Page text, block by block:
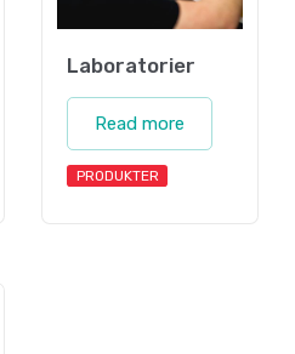
Laboratorier
Read more
PRODUKTER